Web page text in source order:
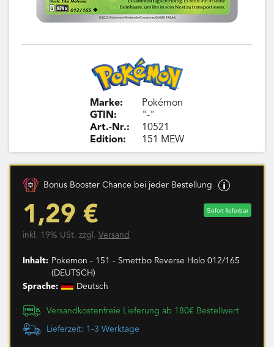
Marke:
GTIN:
Art.-Nr.:
Edition:
Pokémon
"-"
10521
151 MEW
Bonus Booster Chance bei jeder Bestellung
1,29 € Sofort lieferbar
inkl. 19% USt. zzgl. Versand
Inhalt: Pokemon - 151 - Smettbo Reverse Holo 012/165
(DEUTSCH)
Sprache:
Deutsch
Versandkostenfreie Lieferung ab 180€ Bestellwert
Lieferzeit: 1-3 Werktage